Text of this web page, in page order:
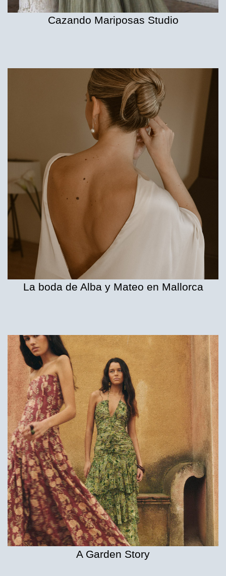
Cazando Mariposas Studio
La boda de Alba y Mateo en Mallorca
A Garden Story